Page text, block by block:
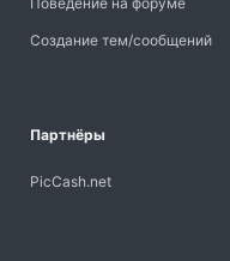
Создание тем/сообщений
Партнёры
PicCash.net